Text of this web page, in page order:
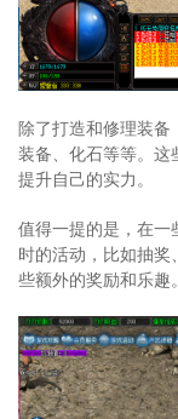
除了打造和修理装备
装备、化石等等。这
提升自己的实力。
值得一提的是，在一
时的活动，比如抽
些额外的奖励和乐趣。